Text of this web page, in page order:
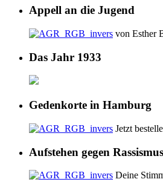
Appell an die Jugend
von Esther
Das Jahr 1933
Gedenkorte in Hamburg
Jetzt
Aufstehen gegen Rassismus
Deine